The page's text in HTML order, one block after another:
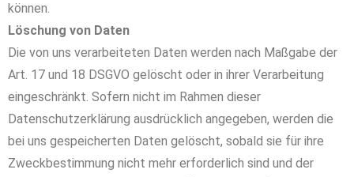
können.
Löschung von Daten
Die von uns verarbeiteten Daten werden nach Maßgabe der
Art. 17 und 18 DSGVO gelöscht oder in ihrer Verarbeitung
eingeschränkt. Sofern nicht im Rahmen dieser
Datenschutzerklärung ausdrücklich angegeben, werden die
bei uns gespeicherten Daten gelöscht, sobald sie für ihre
Zweckbestimmung nicht mehr erforderlich sind und der